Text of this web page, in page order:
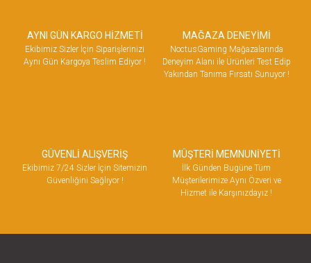
AYNI GÜN KARGO HİZMETİ
Ekibimiz Sizler İçin Siparişlerinizi
Aynı Gün Kargoya Teslim Ediyor !
MAĞAZA DENEYİMİ
NoctusGaming Mağazalarında
Deneyim Alanı ile Ürünleri Test Edip
Yakından Tanıma Fırsatı Sunuyor !
GÜVENLİ ALIŞVERİŞ
Ekibimiz 7/24 Sizler İçin Sitemizin
Güvenliğini Sağlıyor !
MÜŞTERİ MEMNUNİYETİ
İlk Günden Bugüne Tüm
Müşterilerimize Aynı Özveri ve
Hizmet ile Karşınızdayız !